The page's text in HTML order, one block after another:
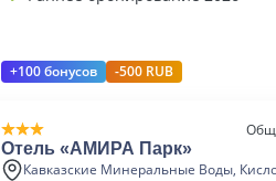
+100 бонусов -500 RUB
Отель «АМИРА Парк»
Кавказские Минеральные Воды,